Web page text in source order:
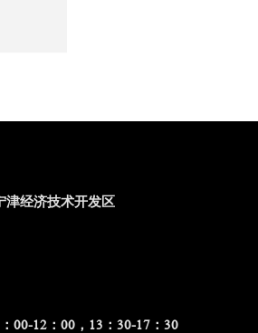
津经济技术开发区
00-12：00，13：30-17：30